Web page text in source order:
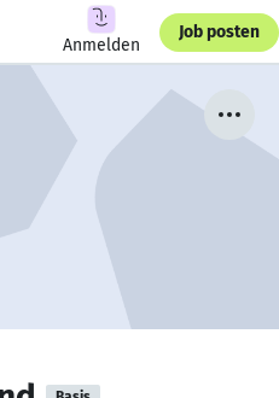
Anmelden
Job posten